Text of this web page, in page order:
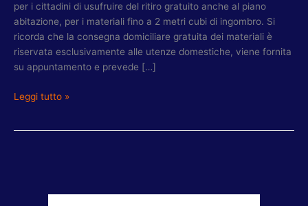
per i cittadini di usufruire del ritiro gratuito anche al piano
abitazione, per i materiali fino a 2 metri cubi di ingombro. Si
ricorda che la consegna domiciliare gratuita dei materiali è
riservata esclusivamente alle utenze domestiche, viene fornita
su appuntamento e prevede […]
Leggi tutto »